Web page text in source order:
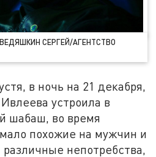
СЕРГЕЙ/АГЕНТСТВО
в ночь на 21 декабря,
устроила в
шабаш, во время
похожие на мужчин и
непотребства,